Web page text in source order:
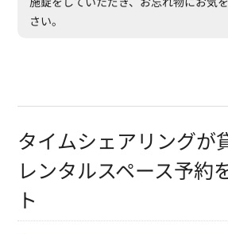
さい。
タイムシェアリングが
レンタルスペース予約
ト